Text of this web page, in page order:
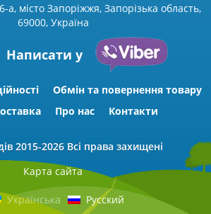
а, місто Запоріжжя, Запорізька область,
69000, Україна
Написати у
Обмін та повернення товару
Про нас Контакти
2015-2026 Всі права захищені
Карта сайта
Українська Русский